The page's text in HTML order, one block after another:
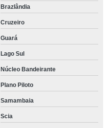
Brazlândia
Cruzeiro
Guará
Lago Sul
Núcleo Bandeirante
Plano Piloto
Samambaia
Scia